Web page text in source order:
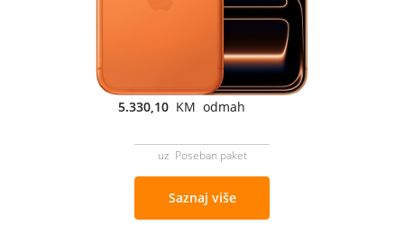
5.330,10 KM odmah
uz Poseban paket
Saznaj više